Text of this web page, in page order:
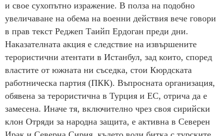
и свое сухопътно изражение. В полза на подобно
увеличаване на обема на военни действия вече говори
в прав текст Реджеп Таийп Ердоган преди дни.
Наказателната акция е следствие на извършените
терористични атентати в Истанбул, зад които, според
властите от южната ни съседка, стои Кюрдската
работническа партия (ПКК). Въпросната организация,
обявена за терористична в Турция и ЕС, отрича да е
замесена. Иначе тя, включително чрез своя сирийски
клон Отряди за народна защита, е активна в Северен